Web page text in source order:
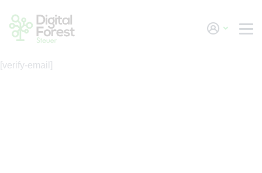
[verify-email]